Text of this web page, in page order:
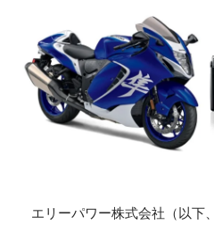
エリーパワー株式会社（以下